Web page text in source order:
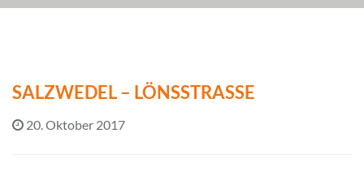
SALZWEDEL – LÖNSSTRASSE
20. Oktober 2017